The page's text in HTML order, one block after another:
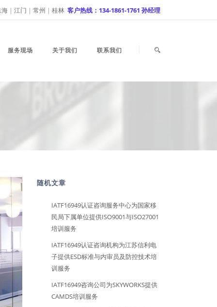
海 | 江门 | 常州 | 桂林 客户热线：134-1861-1761 孙经理
服务现场 关于我们 联系我们
随机文章
IATF16949认证咨询服务中心为国家移
民局下属单位提供ISO9001与ISO27001
培训服务
IATF16949认证咨询机构为江苏信利电
子提供ESD标准与内审员及防控技术培
训服务
IATF16949咨询公司为SKYWORKS提供
CAMDS培训服务